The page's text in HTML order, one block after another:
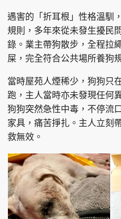
遇害的「折耳根」性格溫馴
規則，多年來從未發生擾民
錄。業主帶狗散步，全程拉
屎，完全符合公共場所養狗
當時屋苑人煙稀少，狗狗只
跑，主人當時亦未發現任何
狗狗突然急性中毒，不停流
家具，痛苦掙扎。主人立刻
救無效。